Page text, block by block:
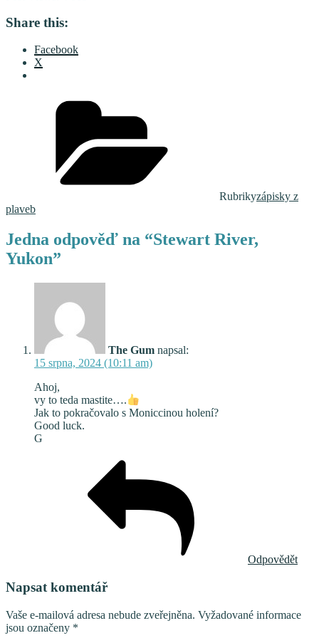
Share this:
Facebook
X
Rubrikyzápisky z
plaveb
Jedna odpověď na “Stewart River,
Yukon”
The Gum napsal:
15 srpna, 2024 (10:11 am)
Ahoj,
vy to teda mastite….
Jak to pokračovalo s Moniccinou holení?
Good luck.
G
Odpovědět
Napsat komentář
Vaše e-mailová adresa nebude zveřejněna. Vyžadované informace
jsou označeny *